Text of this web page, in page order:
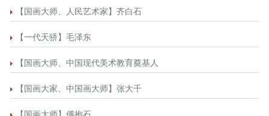
【国画大师、人民艺术家】齐白石
【一代天骄】毛泽东
【国画大师、中国现代美术教育奠基人
【国画大家、中国画大师】张大千